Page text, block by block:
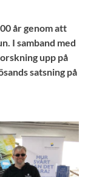
år genom att
I samband med
upp på
satsning på